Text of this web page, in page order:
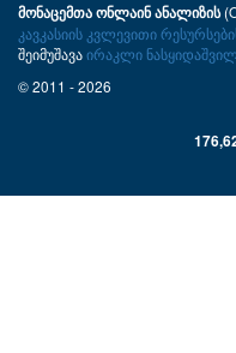
მონაცემთა ონლაინ ანალიზის
კავკასიის კვლევითი
შეიმუშავაირაკლი
© 2011 - 2026